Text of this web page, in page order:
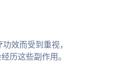
效而受到重视，
历这些副作用。